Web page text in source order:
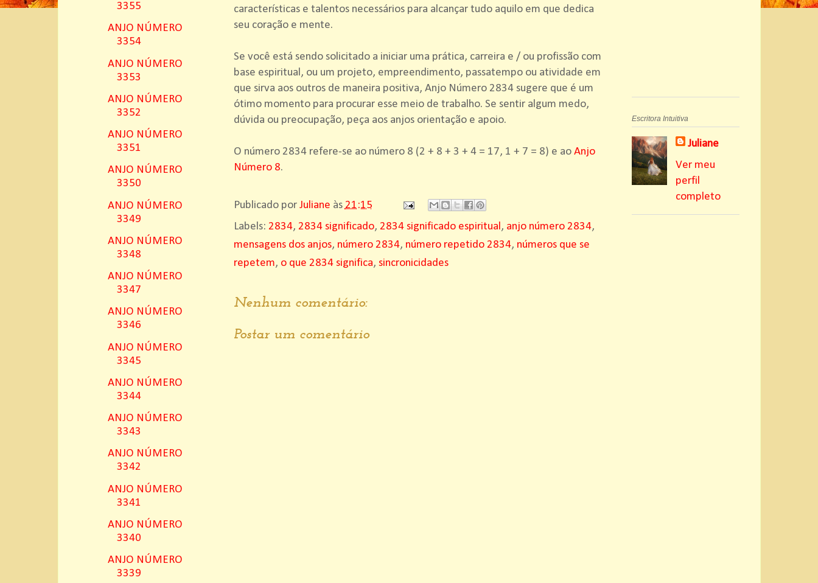
características e talentos necessários para alcançar tudo aquilo em que dedica
seu coração e mente.
Se você está sendo solicitado a iniciar uma prática, carreira e / ou profissão com
base espiritual, ou um projeto, empreendimento, passatempo ou atividade em
que sirva aos outros de maneira positiva, Anjo Número 2834 sugere que é um
ótimo momento para procurar esse meio de trabalho. Se sentir algum medo,
dúvida ou preocupação, peça aos anjos orientação e apoio.
O número 2834 refere-se ao número 8 (2 + 8 + 3 + 4 = 17, 1 + 7 = 8) e ao Anjo
Número 8.
Publicado por Juliane às 21:15
Labels: 2834, 2834 significado, 2834 significado espiritual , anjo número 2834,
mensagens dos anjos, número 2834, número repetido 2834, números que se
repetem, o que 2834 significa, sincronicidades
Nenhum comentário:
Postar um comentário
3355
ANJO NÚMERO
3354
ANJO NÚMERO
3353
ANJO NÚMERO
3352
ANJO NÚMERO
3351
ANJO NÚMERO
3350
ANJO NÚMERO
3349
ANJO NÚMERO
3348
ANJO NÚMERO
3347
ANJO NÚMERO
3346
ANJO NÚMERO
3345
ANJO NÚMERO
3344
ANJO NÚMERO
3343
ANJO NÚMERO
3342
ANJO NÚMERO
3341
ANJO NÚMERO
3340
ANJO NÚMERO
3339
Escritora Intuitiva
Juliane
Ver meu
perfil
completo